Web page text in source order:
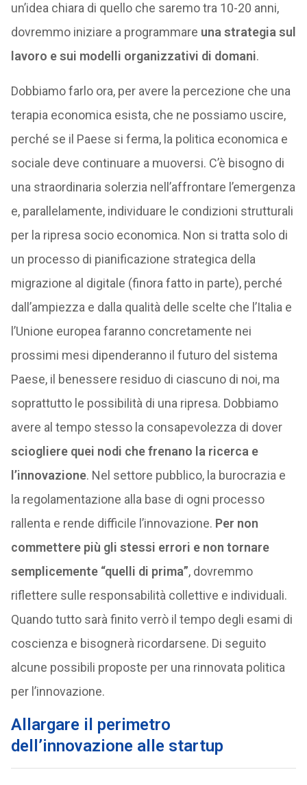
un’idea chiara di quello che saremo tra 10-20 anni,
dovremmo iniziare a programmare una strategia sul
lavoro e sui modelli organizzativi di domani.
Dobbiamo farlo ora, per avere la percezione che una
terapia economica esista, che ne possiamo uscire,
perché se il Paese si ferma, la politica economica e
sociale deve continuare a muoversi. C’è bisogno di
una straordinaria solerzia nell’affrontare l’emergenza
e, parallelamente, individuare le condizioni strutturali
per la ripresa socio economica. Non si tratta solo di
un processo di pianificazione strategica della
migrazione al digitale (finora fatto in parte), perché
dall’ampiezza e dalla qualità delle scelte che l’Italia e
l’Unione europea faranno concretamente nei
prossimi mesi dipenderanno il futuro del sistema
Paese, il benessere residuo di ciascuno di noi, ma
soprattutto le possibilità di una ripresa. Dobbiamo
avere al tempo stesso la consapevolezza di dover
sciogliere quei nodi che frenano la ricerca e
l’innovazione. Nel settore pubblico, la burocrazia e
la regolamentazione alla base di ogni processo
rallenta e rende difficile l’innovazione. Per non
commettere più gli stessi errori e non tornare
semplicemente “quelli di prima”, dovremmo
riflettere sulle responsabilità collettive e individuali.
Quando tutto sarà finito verrò il tempo degli esami di
coscienza e bisognerà ricordarsene. Di seguito
alcune possibili proposte per una rinnovata politica
per l’innovazione.
Allargare il perimetro
dell’innovazione alle startup